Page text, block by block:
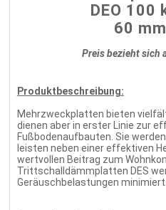
DEO 100
60 mm
Preis bezieht sich
Produktbeschreibung:
Mehrzweckplatten bieten
dienen aber in erster Linie zur
Fußbodenaufbauten. Sie
leisten neben einer effektiven
wertvollen Beitrag zum
Trittschalldämmplatten DES
Geräuschbelastungen minimiert.